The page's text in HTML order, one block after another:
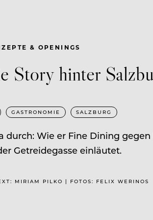
& OPENINGS
hinter
GASTRONOMIE SALZBURG
Wie er Fine Dining
Getreidegasse einläutet.
MIRIAM PILKO | FOTOS: FELIX WERINOS